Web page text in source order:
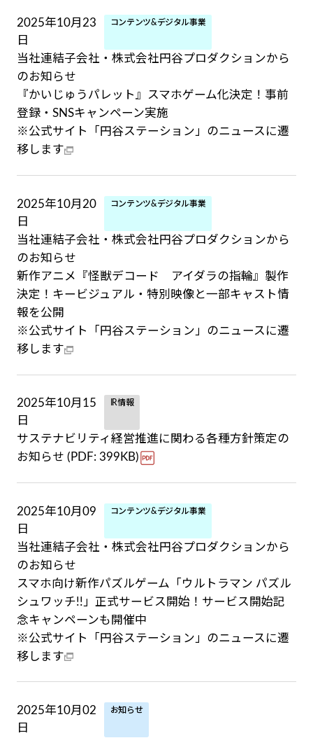
2025年10月23
日
コンテンツ&デジタル事業
当社連結子会社・株式会社円谷プロダクションから
のお知らせ
『かいじゅうパレット』スマホゲーム化決定！事前
登録・SNSキャンペーン実施
※公式サイト「円谷ステーション」のニュースに遷
移します
2025年10月20
日
コンテンツ&デジタル事業
当社連結子会社・株式会社円谷プロダクションから
のお知らせ
新作アニメ『怪獣デコード アイダラの指輪』製作
決定！キービジュアル・特別映像と一部キャスト情
報を公開
※公式サイト「円谷ステーション」のニュースに遷
移します
2025年10月15
日
IR情報
サステナビリティ経営推進に関わる各種方針策定の
お知らせ (PDF: 399KB)
2025年10月09
日
コンテンツ&デジタル事業
当社連結子会社・株式会社円谷プロダクションから
のお知らせ
スマホ向け新作パズルゲーム「ウルトラマン パズル
シュワッチ!!」正式サービス開始！サービス開始記
念キャンペーンも開催中
※公式サイト「円谷ステーション」のニュースに遷
移します
2025年10月02
日
お知らせ